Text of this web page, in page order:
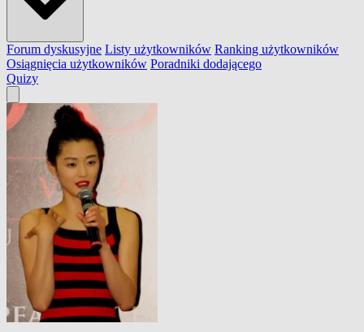
Forum dyskusyjne Listy użytkowników Ranking użytkowników
Osiągnięcia użytkowników Poradniki dodającego
Quizy